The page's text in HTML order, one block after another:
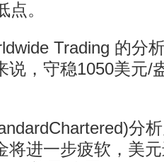
。
Trading 的分
说，守稳1050美元/
分析
将进一步疲软，美